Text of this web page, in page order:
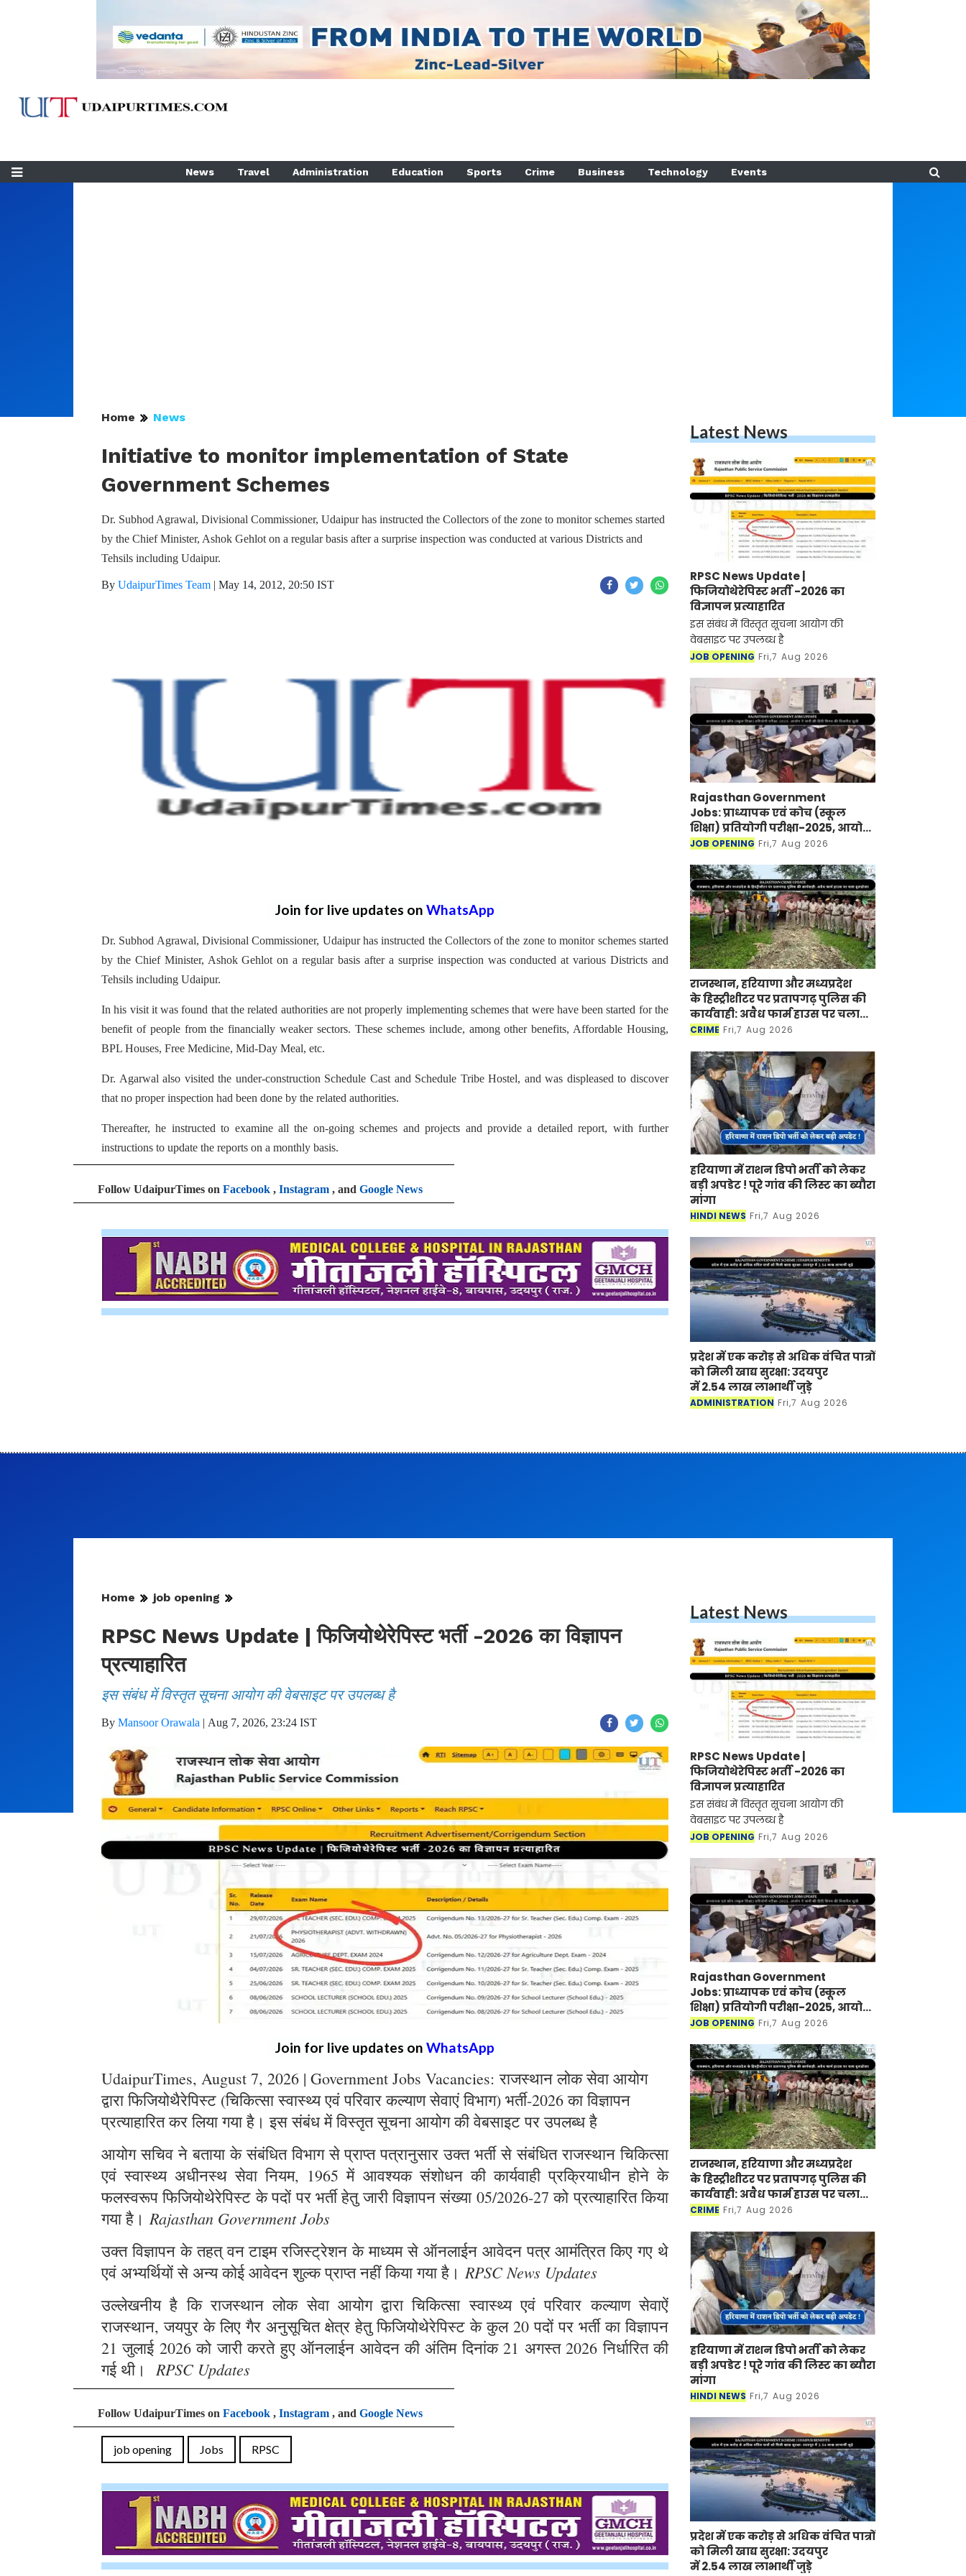
News Travel Administration Education Sports Crime Business Technology Events
Home News
Initiative to monitor implementation of State
Government Schemes
Dr. Subhod Agrawal, Divisional Commissioner, Udaipur has instructed the Collectors of the zone to monitor schemes started
by the Chief Minister, Ashok Gehlot on a regular basis after a surprise inspection was conducted at various Districts and
Tehsils including Udaipur.
By UdaipurTimes Team | May 14, 2012, 20:50 IST
Join for live updates on WhatsApp
Dr. Subhod Agrawal, Divisional Commissioner, Udaipur has instructed the Collectors of the zone to monitor schemes started
by the Chief Minister, Ashok Gehlot on a regular basis after a surprise inspection was conducted at various Districts and
Tehsils including Udaipur.
In his visit it was found that the related authorities are not properly implementing schemes that were have been started for the
benefit of people from the financially weaker sectors. These schemes include, among other benefits, Affordable Housing,
BPL Houses, Free Medicine, Mid-Day Meal, etc.
Dr. Agarwal also visited the under-construction Schedule Cast and Schedule Tribe Hostel, and was displeased to discover
that no proper inspection had been done by the related authorities.
Thereafter, he instructed to examine all the on-going schemes and projects and provide a detailed report, with further
instructions to update the reports on a monthly basis.
Follow UdaipurTimes on Facebook , Instagram , and Google News
Latest News
RPSC News Update |
फिजियोथेरेपिस्ट भर्ती -2026 का
विज्ञापन प्रत्याहारित
इस संबंध में विस्तृत सूचना आयोग की
वेबसाइट पर उपलब्ध है
JOB OPENING Fri,7 Aug 2026
Rajasthan Government
Jobs: प्राध्यापक एवं कोच (स्कूल
शिक्षा) प्रतियोगी परीक्षा-2025, आयोग
ने जारी की हिंदी विषय की विचारित
JOB OPENING Fri,7 Aug 2026
राजस्थान, हरियाणा और मध्यप्रदेश
के हिस्ट्रीशीटर पर प्रतापगढ़ पुलिस की
कार्यवाही: अवैध फार्म हाउस पर चला
बुलडोजर
CRIME Fri,7 Aug 2026
हरियाणा में राशन डिपो भर्ती को लेकर
बड़ी अपडेट ! पूरे गांव की लिस्ट का ब्यौरा
मांगा
HINDI NEWS Fri,7 Aug 2026
प्रदेश में एक करोड़ से अधिक वंचित पात्रों
को मिली खाद्य सुरक्षा: उदयपुर
में 2.54 लाख लाभार्थी जुड़े
ADMINISTRATION Fri,7 Aug 2026
Home job opening
RPSC News Update | फिजियोथेरेपिस्ट भर्ती -2026 का विज्ञापन
प्रत्याहारित
इस संबंध में विस्तृत सूचना आयोग की वेबसाइट पर उपलब्ध है
By Mansoor Orawala | Aug 7, 2026, 23:24 IST
Join for live updates on WhatsApp
UdaipurTimes, August 7, 2026 | Government Jobs Vacancies: राजस्थान लोक सेवा आयोग
द्वारा फिजियोथैरेपिस्ट (चिकित्सा स्वास्थ्य एवं परिवार कल्याण सेवाएं विभाग) भर्ती-2026 का विज्ञापन
प्रत्याहारित कर लिया गया है। इस संबंध में विस्तृत सूचना आयोग की वेबसाइट पर उपलब्ध है
आयोग सचिव ने बताया के संबंधित विभाग से प्राप्त पत्रानुसार उक्त भर्ती से संबंधित राजस्थान चिकित्सा
एवं स्वास्थ्य अधीनस्थ सेवा नियम, 1965 में आवश्यक संशोधन की कार्यवाही प्रक्रियाधीन होने के
फलस्वरूप फिजियोथेरेपिस्ट के पदों पर भर्ती हेतु जारी विज्ञापन संख्या 05/2026-27 को प्रत्याहारित किया
गया है। Rajasthan Government Jobs
उक्त विज्ञापन के तहत् वन टाइम रजिस्ट्रेशन के माध्यम से ऑनलाईन आवेदन पत्र आमंत्रित किए गए थे
एवं अभ्यर्थियों से अन्य कोई आवेदन शुल्क प्राप्त नहीं किया गया है। RPSC News Updates
उल्लेखनीय है कि राजस्थान लोक सेवा आयोग द्वारा चिकित्सा स्वास्थ्य एवं परिवार कल्याण सेवाऐं
राजस्थान, जयपुर के लिए गैर अनुसूचित क्षेत्र हेतु फिजियोथेरेपिस्ट के कुल 20 पदों पर भर्ती का विज्ञापन
21 जुलाई 2026 को जारी करते हुए ऑनलाईन आवेदन की अंतिम दिनांक 21 अगस्त 2026 निर्धारित की
गई थी। RPSC Updates
Follow UdaipurTimes on Facebook , Instagram , and Google News
job opening Jobs RPSC
Latest News
RPSC News Update |
फिजियोथेरेपिस्ट भर्ती -2026 का
विज्ञापन प्रत्याहारित
इस संबंध में विस्तृत सूचना आयोग की
वेबसाइट पर उपलब्ध है
JOB OPENING Fri,7 Aug 2026
Rajasthan Government
Jobs: प्राध्यापक एवं कोच (स्कूल
शिक्षा) प्रतियोगी परीक्षा-2025, आयोग
ने जारी की हिंदी विषय की विचारित
JOB OPENING Fri,7 Aug 2026
राजस्थान, हरियाणा और मध्यप्रदेश
के हिस्ट्रीशीटर पर प्रतापगढ़ पुलिस की
कार्यवाही: अवैध फार्म हाउस पर चला
बुलडोजर
CRIME Fri,7 Aug 2026
हरियाणा में राशन डिपो भर्ती को लेकर
बड़ी अपडेट ! पूरे गांव की लिस्ट का ब्यौरा
मांगा
HINDI NEWS Fri,7 Aug 2026
प्रदेश में एक करोड़ से अधिक वंचित पात्रों
को मिली खाद्य सुरक्षा: उदयपुर
में 2.54 लाख लाभार्थी जुड़े